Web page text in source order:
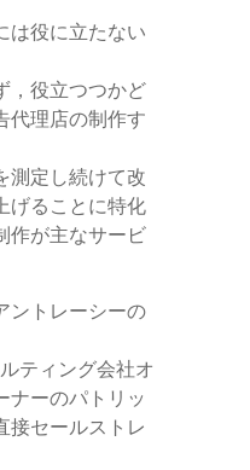
は役に立たない
，役立つつかど
代理店の制作す
測定し続けて改
げることに特化
作が主なサービ
ントレーシーの
ティング会社オ
ナーのパトリッ
接セールストレ